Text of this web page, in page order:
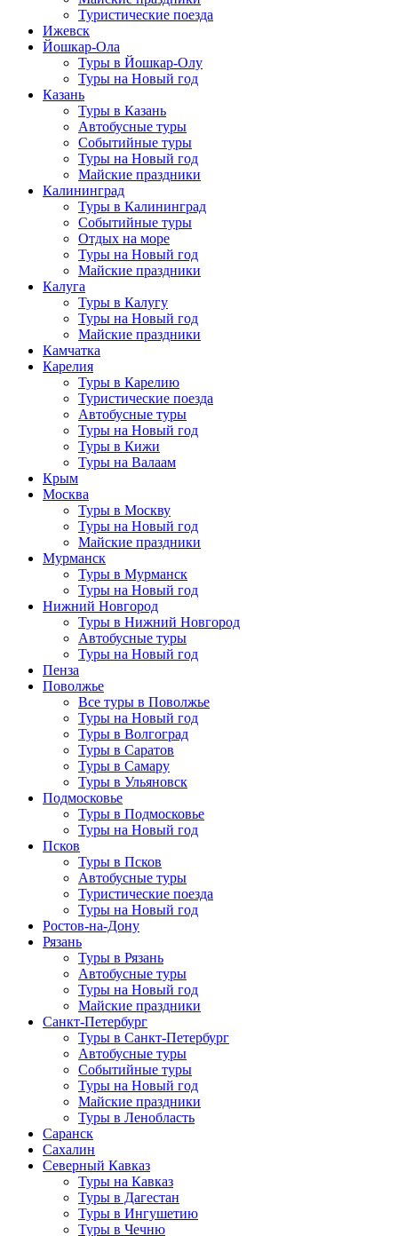
Туристические поезда
Ижевск
Йошкар-Ола
Туры в Йошкар-Олу
Туры на Новый год
Казань
Туры в Казань
Автобусные туры
Событийные туры
Туры на Новый год
Майские праздники
Калининград
Туры в Калининград
Событийные туры
Отдых на море
Туры на Новый год
Майские праздники
Калуга
Туры в Калугу
Туры на Новый год
Майские праздники
Камчатка
Карелия
Туры в Карелию
Туристические поезда
Автобусные туры
Туры на Новый год
Туры в Кижи
Туры на Валаам
Крым
Москва
Туры в Москву
Туры на Новый год
Майские праздники
Мурманск
Туры в Мурманск
Туры на Новый год
Нижний Новгород
Туры в Нижний Новгород
Автобусные туры
Туры на Новый год
Пенза
Поволжье
Все туры в Поволжье
Туры на Новый год
Туры в Волгоград
Туры в Саратов
Туры в Самару
Туры в Ульяновск
Подмосковье
Туры в Подмосковье
Туры на Новый год
Псков
Туры в Псков
Автобусные туры
Туристические поезда
Туры на Новый год
Ростов-на-Дону
Рязань
Туры в Рязань
Автобусные туры
Туры на Новый год
Майские праздники
Санкт-Петербург
Туры в Санкт-Петербург
Автобусные туры
Событийные туры
Туры на Новый год
Майские праздники
Туры в Ленобласть
Саранск
Сахалин
Северный Кавказ
Туры на Кавказ
Туры в Дагестан
Туры в Ингушетию
Туры в Чечню